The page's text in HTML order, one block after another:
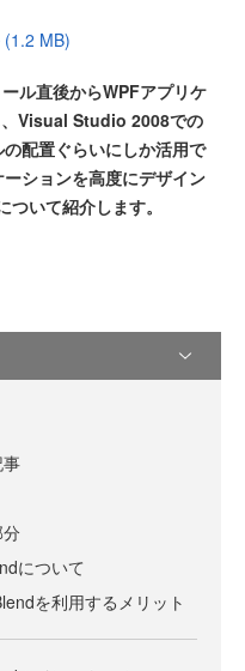
MB)
ル直後からWPFアプリケ
、Visual Studio 2008での
配置ぐらいにしか活用で
ションを高度にデザイン
いて紹介します。
について
を利用するメリット